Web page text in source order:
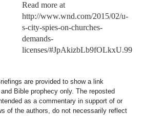
Read more at
http://www.wnd.com/2015/02/u-
s-city-spies-on-churches-
demands-
licenses/#JpAkizbLb9fOLkxU.99
are provided to show a link
Bible prophecy only. The reposted
as a commentary in support of or
of the authors, do not necessarily reflect